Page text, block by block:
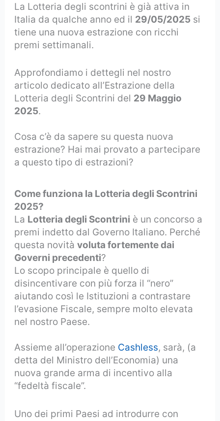
La Lotteria degli scontrini è già attiva in
Italia da qualche anno ed il 29/05/2025 si
tiene una nuova estrazione con ricchi
premi settimanali.
Approfondiamo i dettegli nel nostro
articolo dedicato all’Estrazione della
Lotteria degli Scontrini del 29 Maggio
2025.
Cosa c’è da sapere su questa nuova
estrazione? Hai mai provato a partecipare
a questo tipo di estrazioni?
Come funziona la Lotteria degli Scontrini
2025?
La Lotteria degli Scontrini è un concorso a
premi indetto dal Governo Italiano. Perché
questa novitàvoluta fortemente dai
Governi precedenti?
Lo scopo principale è quello di
disincentivare con più forza il “nero”
aiutando così le Istituzioni a contrastare
l’evasione Fiscale, sempre molto elevata
nel nostro Paese.
Assieme all’operazione Cashless, sarà, (a
detta del Ministro dell’Economia) una
nuova grande arma di incentivo alla
“fedeltà fiscale”.
Uno dei primi Paesi ad introdurre con